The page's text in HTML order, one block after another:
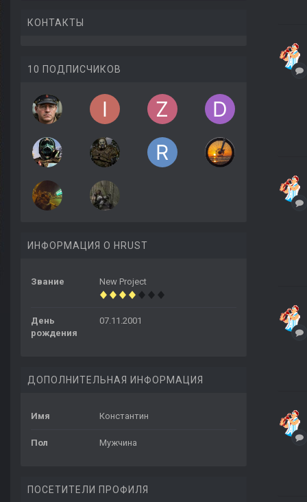
КОНТАКТЫ
10 ПОДПИСЧИКОВ
ИНФОРМАЦИЯ О HRUST
Звание New Project
День
рождения
07.11.2001
ДОПОЛНИТЕЛЬНАЯ ИНФОРМАЦИЯ
Имя Константин
Пол Мужчина
ПОСЕТИТЕЛИ ПРОФИЛЯ